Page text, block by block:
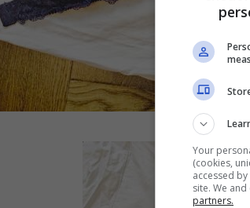
Your
(cookies,
accessed
site. We
partners.